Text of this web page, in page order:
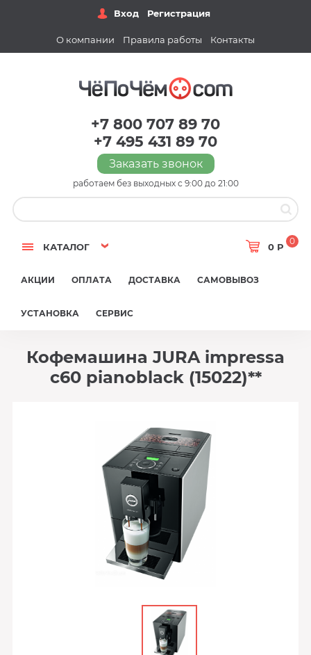
Вход Регистрация
О компании Правила работы Контакты
+7 800 707 89 70
+7 495 431 89 70
Заказать звонок
работаем без выходных с 9:00 до 21:00
КАТАЛОГ 0 Р
0
АКЦИИ ОПЛАТА ДОСТАВКА САМОВЫВОЗ
УСТАНОВКА СЕРВИС
Кофемашина JURA impressa
c60 pianoblack (15022)**